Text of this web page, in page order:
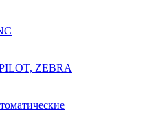
ZEBRA